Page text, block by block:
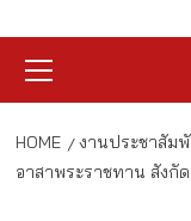
Menu
HOME งานประชาสัม
อาสาพระราชทาน สัง